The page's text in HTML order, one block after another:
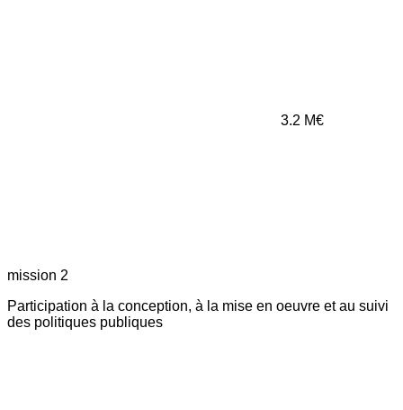
3.2 M€
mission 2
Participation à la conception, à la mise en oeuvre et au suivi
des politiques publiques